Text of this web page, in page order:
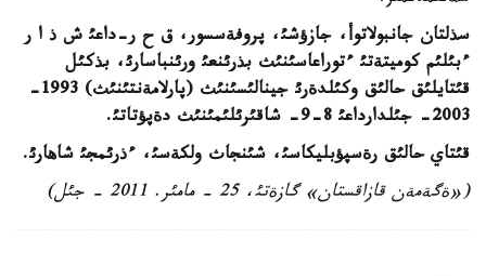
سذلتان جانبولاتوأ، جازؤشئ، پروفةسسور، ق ح ر-داعئ ش ذ ا ر
ءبئلئم كوميتةتئ ءتوراعاسئنئث بذرئنعئ ورئنباسارئ، بذكئل
قئتايلئق حالئق وكئلدةرئ جينالئسئنئث (پارلامةنتئنئث) 1993-
2003- جئلدارداعئ 8-9- شاقئرئلئمئنئث دةپؤتاتئ.
قئتاي حالئق رةسپؤبليكاسئ، شئنجاث ولكةسئ، ءذرئمجئ شاهارئ.
(«ةگةمةن قازاقستان» گازةتئ، 25 - مامئر. 2011 - جئل)